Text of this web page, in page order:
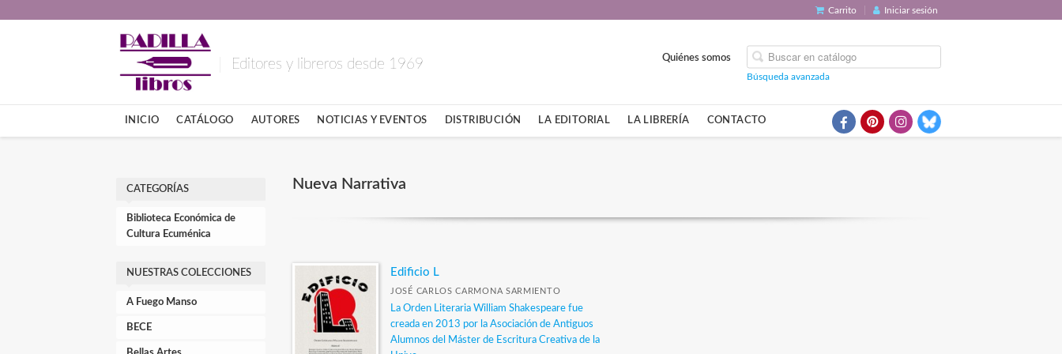
Carrito Iniciar sesión
Editores y libreros desde 1969
Búsqueda avanzada
Quiénes somos
INICIO CATÁLOGO AUTORES NOTICIAS Y EVENTOS DISTRIBUCIÓN LA EDITORIAL LA LIBRERÍA CONTACTO
CATEGORÍAS
Biblioteca Económica de
Cultura Ecuménica
NUESTRAS COLECCIONES
A Fuego Manso
BECE
Nueva Narrativa
Edificio L
JOSÉ CARLOS CARMONA SARMIENTO
La Orden Literaria William Shakespeare fue
creada en 2013 por la Asociación de Antiguos
Alumnos del Máster de Escritura Creativa de la